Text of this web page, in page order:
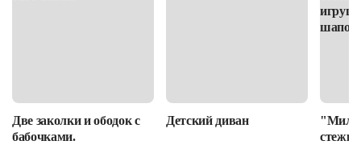
Две заколки и ободок с
бабочками.
Детский диван